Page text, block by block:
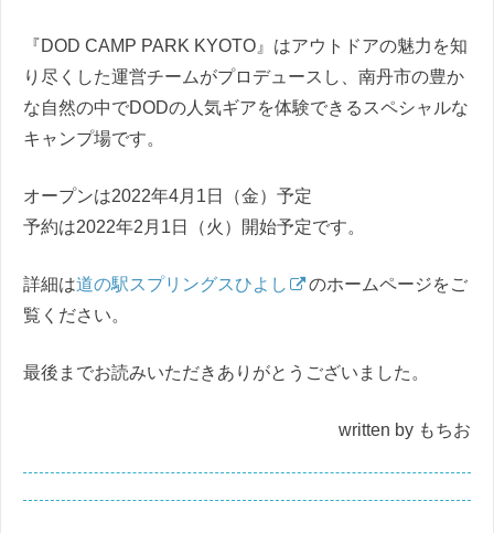
『DOD CAMP PARK KYOTO』はアウトドアの魅力を知
り尽くした運営チームがプロデュースし、南丹市の豊か
な自然の中でDODの人気ギアを体験できるスペシャルな
キャンプ場です。
オープンは2022年4月1日（金）予定
予約は2022年2月1日（火）開始予定です。
詳細は道の駅スプリングスひよし
のホームページをご
覧ください。
最後までお読みいただきありがとうございました。
written by もちお